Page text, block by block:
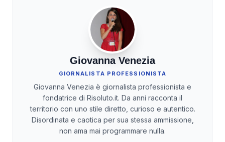
Giovanna Venezia
GIORNALISTA PROFESSIONISTA
Giovanna Venezia è giornalista professionista e
fondatrice di Risoluto.it. Da anni racconta il
territorio con uno stile diretto, curioso e autentico.
Disordinata e caotica per sua stessa ammissione,
non ama mai programmare nulla.